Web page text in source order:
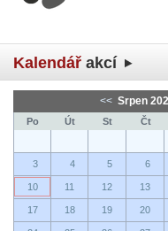
Kalendář akcí
<< Srpen
Po Út St Čt
3 4 5 6
10 11 12 13
17 18 19 20